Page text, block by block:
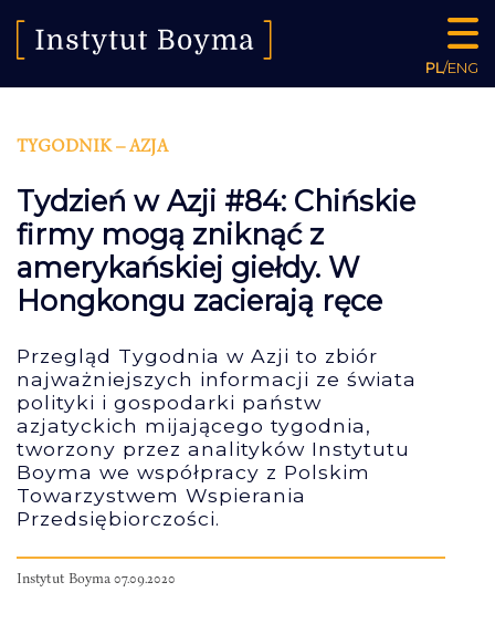
PL/ENG
TYGODNIK – AZJA
Tydzień w Azji #84: Chińskie
firmy mogą zniknąć z
amerykańskiej giełdy. W
Hongkongu zacierają ręce
Przegląd Tygodnia w Azji to zbiór
najważniejszych informacji ze świata
polityki i gospodarki państw
azjatyckich mijającego tygodnia,
tworzony przez analityków Instytutu
Boyma we współpracy z Polskim
Towarzystwem Wspierania
Przedsiębiorczości.
Instytut Boyma 07.09.2020